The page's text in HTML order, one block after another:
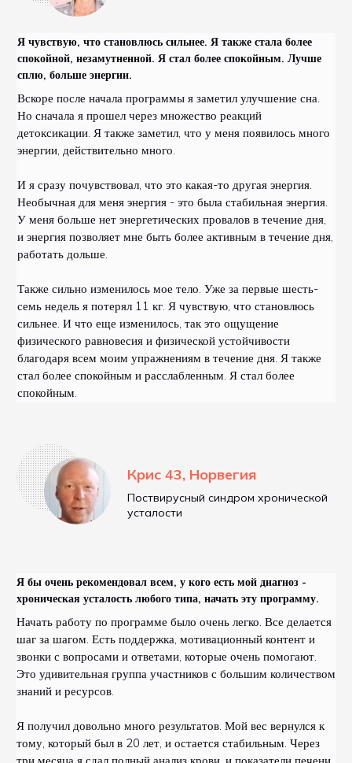
Я чувствую, что становлюсь сильнее. Я также стала более
спокойной, незамутненной. Я стал более спокойным. Лучше
сплю, больше энергии.
Вскоре после начала программы я заметил улучшение сна.
Но сначала я прошел через множество реакций
детоксикации. Я также заметил, что у меня появилось много
энергии, действительно много.
И я сразу почувствовал, что это какая-то другая энергия.
Необычная для меня энергия - это была стабильная энергия.
У меня больше нет энергетических провалов в течение дня,
и энергия позволяет мне быть более активным в течение дня,
работать дольше.
Также сильно изменилось мое тело. Уже за первые шесть-
семь недель я потерял 11 кг. Я чувствую, что становлюсь
сильнее. И что еще изменилось, так это ощущение
физического равновесия и физической устойчивости
благодаря всем моим упражнениям в течение дня. Я также
стал более спокойным и расслабленным. Я стал более
спокойным.
Крис 43, Норвегия
Поствирусный синдром хронической
усталости
Я бы очень рекомендовал всем, у кого есть мой диагноз -
хроническая усталость любого типа, начать эту программу.
Начать работу по программе было очень легко. Все делается
шаг за шагом. Есть поддержка, мотивационный контент и
звонки с вопросами и ответами, которые очень помогают.
Это удивительная группа участников с большим количеством
знаний и ресурсов.
Я получил довольно много результатов. Мой вес вернулся к
тому, который был в 20 лет, и остается стабильным. Через